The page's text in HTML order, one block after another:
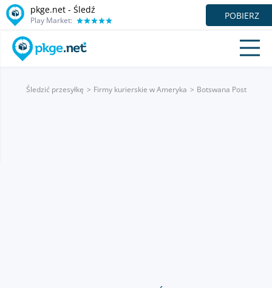
pkge.net - Śledź
Play Market: POBIERZ
Śledzić przesyłkę Firmy kurierskie w Ameryka Botswana Post